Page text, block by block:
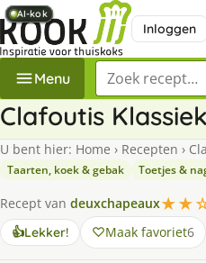
Inloggen
Menu Zoek een recept
Clafoutis
U bent hier: Home › Recepten ›
Taarten, koek & gebak Toetjes &
Recept van deuxchapeaux
👍Lekker! Maak favoriet6
AI-kok
AI-kok
AI-kok
AI-kok
AI-kok
AI-kok